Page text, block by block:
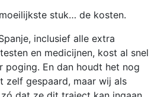
stuk… de kosten.
inclusief alle extra
en medicijnen, kost al snel
poging. En dan houdt het nog
zelf gespaard, maar wij als